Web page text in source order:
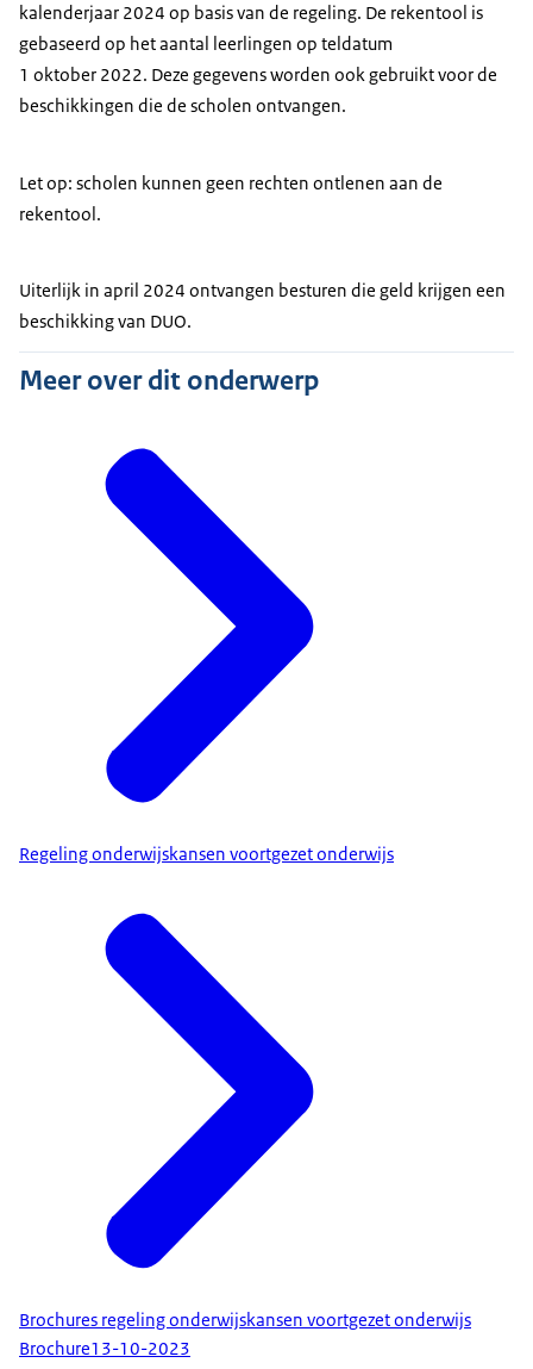
kalenderjaar 2024 op basis van de regeling. De rekentool is
gebaseerd op het aantal leerlingen op teldatum
1 oktober 2022. Deze gegevens worden ook gebruikt voor de
beschikkingen die de scholen ontvangen.
Let op: scholen kunnen geen rechten ontlenen aan de
rekentool.
Uiterlijk in april 2024 ontvangen besturen die geld krijgen een
beschikking van DUO.
Meer over dit onderwerp
Regeling onderwijskansen voortgezet onderwijs
Brochures regeling onderwijskansen voortgezet onderwijs
Brochure13-10-2023